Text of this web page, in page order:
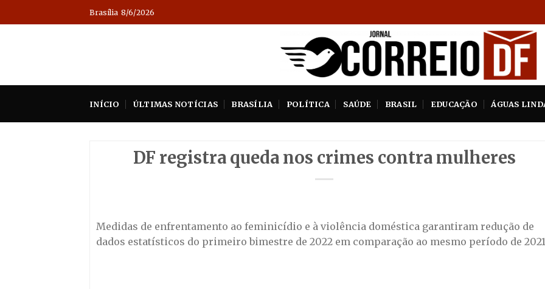
to
Brasília 8/6/2026
INÍCIO ÚLTIMAS NOTÍCIAS BRASÍLIA POLÍTICA SAÚDE BRASIL EDUCAÇÃO ÁGUAS
DF registra queda nos crimes contra mulheres
Medidas de enfrentamento ao feminicídio e à violência doméstica garantiram redução de
dados estatísticos do primeiro bimestre de 2022 em comparação ao mesmo período de 2021